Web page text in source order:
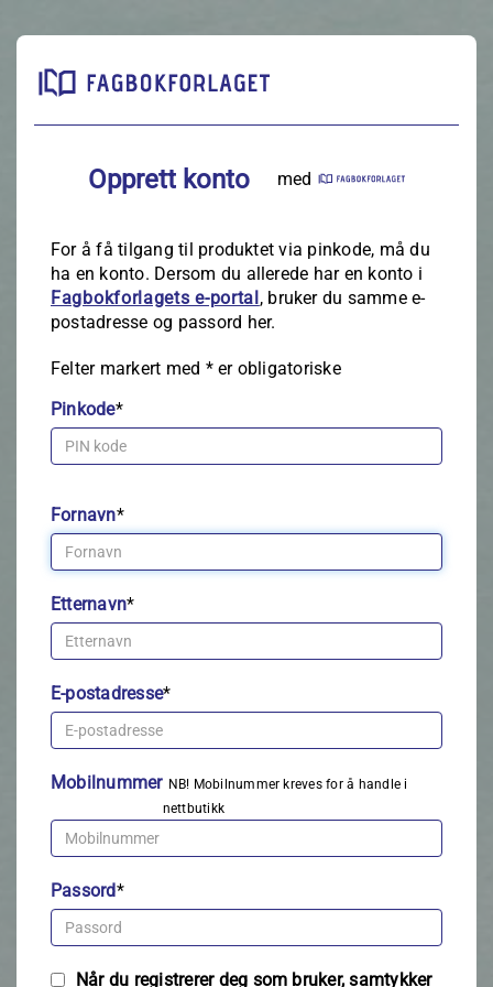
Opprett konto med
For å få tilgang til produktet via pinkode, må du
ha en konto. Dersom du allerede har en konto i
Fagbokforlagets e‑portal, bruker du samme e-
postadresse og passord her.
Felter markert med *er obligatoriske
Pinkode*
Fornavn*
Etternavn*
E-postadresse*
Mobilnummer NB! Mobilnummer kreves for å handle i
nettbutikk
Passord*
Når du registrerer deg som bruker, samtykker